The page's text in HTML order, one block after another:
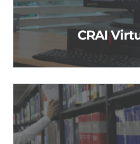
CRAI
CRAI Virtual